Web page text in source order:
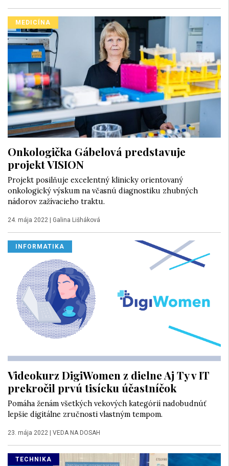
MEDICÍNA
Onkologička Gábelová predstavuje
projekt VISION
Projekt posilňuje excelentný klinicky orientovaný
onkologický výskum na včasnú diagnostiku zhubných
nádorov zažívacieho traktu.
24. mája 2022 | Galina Lišháková
INFORMATIKA
Videokurz DigiWomen z dielne Aj Ty v IT
prekročil prvú tisícku účastníčok
Pomáha ženám všetkých vekových kategórií nadobudnúť
lepšie digitálne zručnosti vlastným tempom.
23. mája 2022 VEDA NA DOSAH
TECHNIKA